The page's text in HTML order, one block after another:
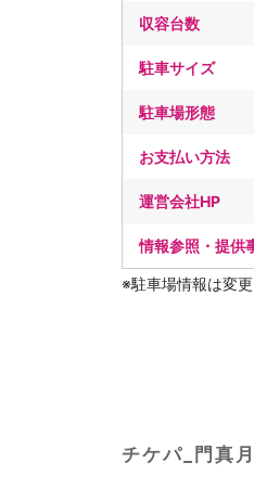
収容台数
駐車サイズ
駐車場形態
お支払い方法
運営会社HP
情報参照・提供
※駐車場情報は変
チケパ_門真